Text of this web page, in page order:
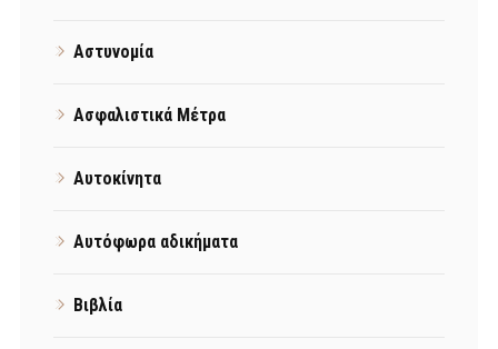
Αστυνομία
Ασφαλιστικά Μέτρα
Αυτοκίνητα
Αυτόφωρα αδικήματα
Βιβλία